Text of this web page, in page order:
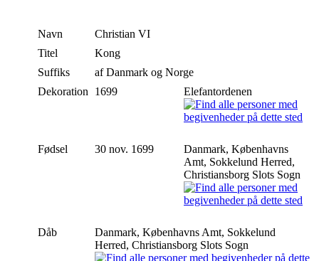
Navn
Christian VI
Titel
Kong
Suffiks
af Danmark og Norge
Dekoration
1699 Elefantordenen
Fødsel 30 nov. 1699
Danmark, Københavns
Amt, Sokkelund Herred,
Christiansborg Slots Sogn
Dåb
Danmark, Københavns Amt, Sokkelund
Herred, Christiansborg Slots Sogn